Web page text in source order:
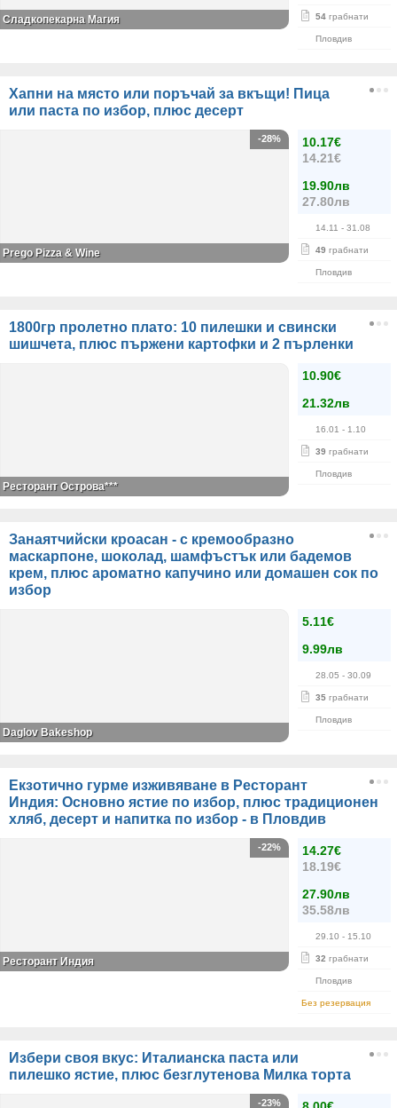
54 грабнати
Пловдив
Сладкопекарна Магия
Хапни на място или поръчай за вкъщи! Пица
или паста по избор, плюс десерт
10.17€
14.21€
19.90лв
27.80лв
14.11 - 31.08
49 грабнати
Пловдив
-28%
Prego Pizza & Wine
1800гр пролетно плато: 10 пилешки и свински
шишчета, плюс пържени картофки и 2 пърленки
10.90€
21.32лв
16.01 - 1.10
39 грабнати
Пловдив
Ресторант Острова***
Занаятчийски кроасан - с кремообразно
маскарпоне, шоколад, шамфъстък или бадемов
крем, плюс ароматно капучино или домашен сок по
избор
5.11€
9.99лв
28.05 - 30.09
35 грабнати
Пловдив
Daglov Bakeshop
Екзотично гурме изживяване в Ресторант
Индия: Основно ястие по избор, плюс традиционен
хляб, десерт и напитка по избор - в Пловдив
14.27€
18.19€
27.90лв
35.58лв
29.10 - 15.10
32 грабнати
Пловдив
Без резервация
-22%
Ресторант Индия
Избери своя вкус: Италианска паста или
пилешко ястие, плюс безглутенова Милка торта
-23%